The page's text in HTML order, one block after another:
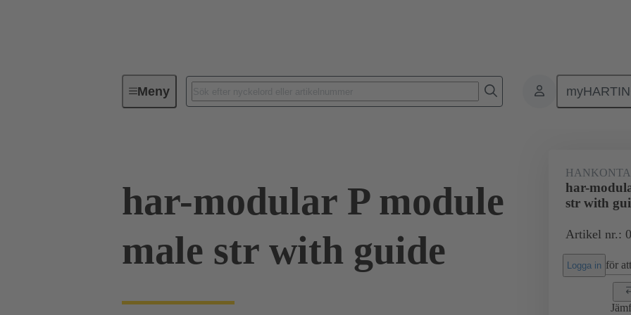
MenySerie
har-modular P module
male str with guide
har-
str with
Artikel nr.:
Logga in för